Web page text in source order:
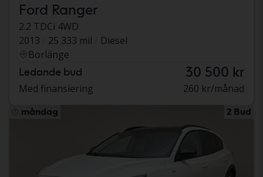
Ford Ranger
2.2 TDCi 4WD
2013
25 333 mil
Diesel
Borlänge
Ledande bud 30 500 kr
Med finansiering 260 kr/månad
måndag 2 Bud